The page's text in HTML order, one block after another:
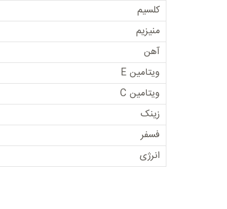
کلسیم
منیزیم
آهن
ویتامین E
ویتامین C
زینک
فسفر
انرژی